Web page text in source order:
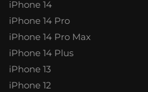
iPhone 14
iPhone 14 Pro
iPhone 14 Pro Max
iPhone 14 Plus
iPhone 13
iPhone 12